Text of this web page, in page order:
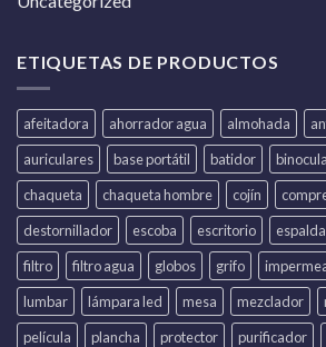
ETIQUETAS DE PRODUCTOS
afeitadora ahorrador agua almohada
auriculares
base portátil batidor
chaqueta
chaqueta hombre cojín
destornillador
escoba escritorio espalda
filtro
filtro agua globos grifo
lumbar
lámpara led mesa mezclador
película
plancha protector purificador